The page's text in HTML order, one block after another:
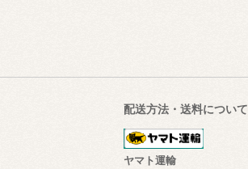
配送方法・送料について
ヤマト運輸